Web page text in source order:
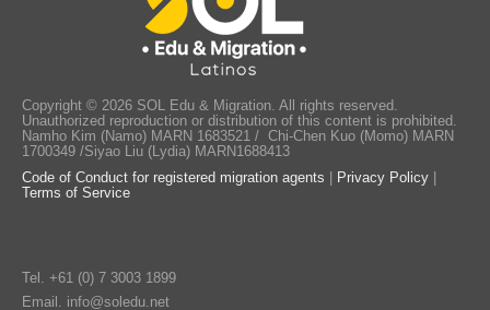
Copyright © 2026 SOL Edu & Migration. All rights reserved.
Unauthorized reproduction or distribution of this content is prohibited.
Namho Kim (Namo) MARN 1683521 / Chi-Chen Kuo (Momo) MARN
1700349 /Siyao Liu (Lydia) MARN1688413
Code of Conduct for registered migration agents
Privacy Policy
Terms of Service
Tel. +61 (0) 7 3003 1899
Email. info@soledu.net